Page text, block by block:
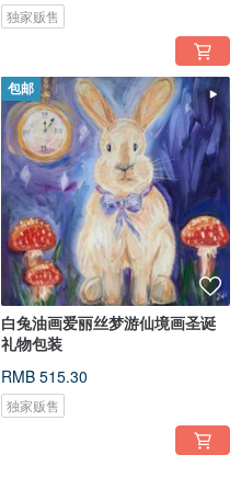
独家贩售
包邮
白兔油画爱丽丝梦游仙境画圣诞
礼物包装
RMB 515.30
独家贩售